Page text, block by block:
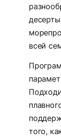
всей
того,